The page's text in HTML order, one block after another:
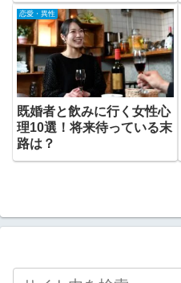
恋愛・異性
既婚者と飲みに行く女性心
理10選！将来待っている末
路は？